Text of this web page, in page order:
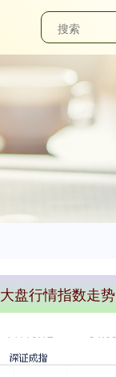
大盘行情指数走势
3900.35 +21.92
14110.12 -34.08